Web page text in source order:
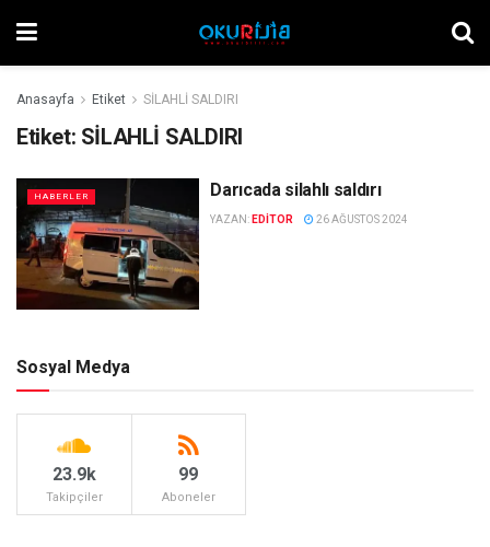
Anasayfa Etiket SİLAHLİ SALDIRI
Etiket: SİLAHLİ SALDIRI
HABERLER Darıcada silahlı saldırı
YAZAN: EDITOR 26 AĞUSTOS 2024
Sosyal Medya
23.9k
Takipçiler
99
Aboneler